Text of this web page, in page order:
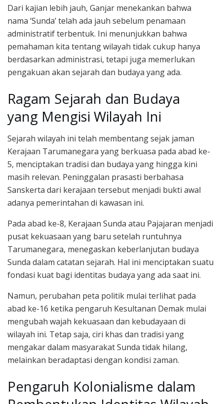
Dari kajian lebih jauh, Ganjar menekankan bahwa
nama ‘Sunda’ telah ada jauh sebelum penamaan
administratif terbentuk. Ini menunjukkan bahwa
pemahaman kita tentang wilayah tidak cukup hanya
berdasarkan administrasi, tetapi juga memerlukan
pengakuan akan sejarah dan budaya yang ada.
Ragam Sejarah dan Budaya
yang Mengisi Wilayah Ini
Sejarah wilayah ini telah membentang sejak jaman
Kerajaan Tarumanegara yang berkuasa pada abad ke-
5, menciptakan tradisi dan budaya yang hingga kini
masih relevan. Peninggalan prasasti berbahasa
Sanskerta dari kerajaan tersebut menjadi bukti awal
adanya pemerintahan di kawasan ini.
Pada abad ke-8, Kerajaan Sunda atau Pajajaran menjadi
pusat kekuasaan yang baru setelah runtuhnya
Tarumanegara, menegaskan keberlanjutan budaya
Sunda dalam catatan sejarah. Hal ini menciptakan suatu
fondasi kuat bagi identitas budaya yang ada saat ini.
Namun, perubahan peta politik mulai terlihat pada
abad ke-16 ketika pengaruh Kesultanan Demak mulai
mengubah wajah kekuasaan dan kebudayaan di
wilayah ini. Tetap saja, ciri khas dan tradisi yang
mengakar dalam masyarakat Sunda tidak hilang,
melainkan beradaptasi dengan kondisi zaman.
Pengaruh Kolonialisme dalam